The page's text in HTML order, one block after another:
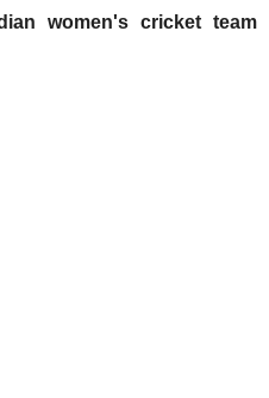
women's cricket team